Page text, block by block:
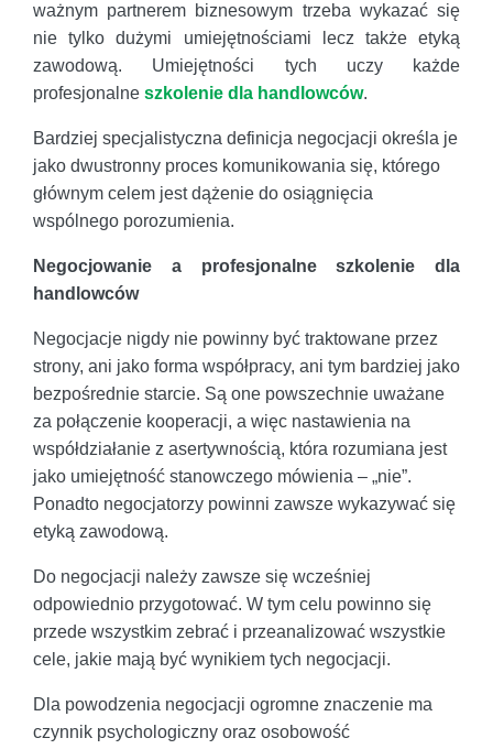
ważnym partnerem biznesowym trzeba wykazać się
nie tylko dużymi umiejętnościami lecz także etyką
zawodową. Umiejętności tych uczy każde
profesjonalne szkolenie dla handlowców.
Bardziej specjalistyczna definicja negocjacji określa je
jako dwustronny proces komunikowania się, którego
głównym celem jest dążenie do osiągnięcia
wspólnego porozumienia.
Negocjowanie a profesjonalne szkolenie dla
handlowców
Negocjacje nigdy nie powinny być traktowane przez
strony, ani jako forma współpracy, ani tym bardziej jako
bezpośrednie starcie. Są one powszechnie uważane
za połączenie kooperacji, a więc nastawienia na
współdziałanie z asertywnością, która rozumiana jest
jako umiejętność stanowczego mówienia – „nie”.
Ponadto negocjatorzy powinni zawsze wykazywać się
etyką zawodową.
Do negocjacji należy zawsze się wcześniej
odpowiednio przygotować. W tym celu powinno się
przede wszystkim zebrać i przeanalizować wszystkie
cele, jakie mają być wynikiem tych negocjacji.
Dla powodzenia negocjacji ogromne znaczenie ma
czynnik psychologiczny oraz osobowość